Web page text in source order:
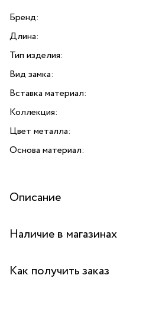
Бренд:
Длина:
Тип изделия:
Вид замка:
Вставка материал:
Коллекция:
Цвет металла:
Основа материал:
Описание
Lanzerotti — это изысканное
элегантности любому образу.
Наличие в магазинах
Бутик "La Nature" в ТРК
Как получить заказ